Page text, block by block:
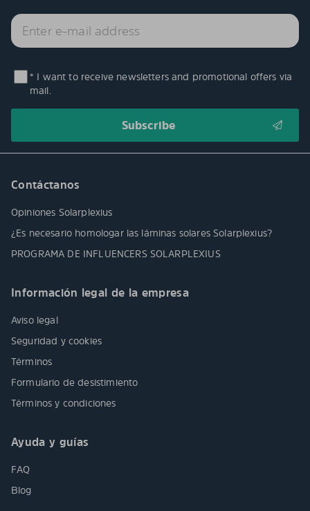
* I want to receive newsletters and promotional offers via
mail.
Contáctanos
Opiniones Solarplexius
¿Es necesario homologar las láminas solares Solarplexius?
PROGRAMA DE INFLUENCERS SOLARPLEXIUS
Información legal de la empresa
Aviso legal
Seguridad y cookies
Términos
Formulario de desistimiento
Términos y condiciones
Ayuda y guías
FAQ
Blog